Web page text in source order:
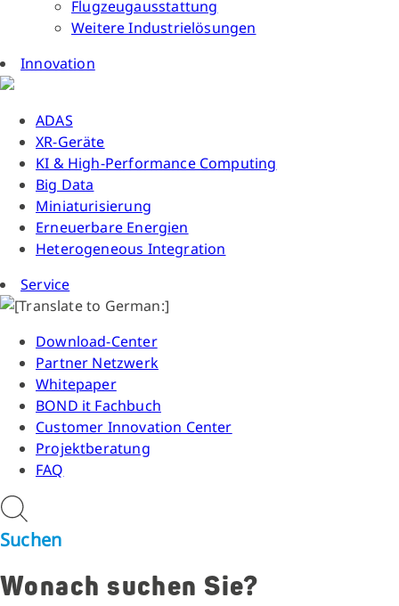
Flugzeugausstattung
Weitere Industrielösungen
Innovation
ADAS
XR-Geräte
KI & High-Performance Computing
Big Data
Miniaturisierung
Erneuerbare Energien
Heterogeneous Integration
Service
Download-Center
Partner Netzwerk
Whitepaper
BOND it Fachbuch
Customer Innovation Center
Projektberatung
FAQ
Suchen
Wonach suchen Sie?